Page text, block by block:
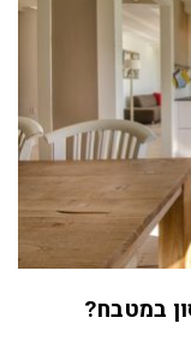
VRF
לקירור
המטבח?
במטבח?